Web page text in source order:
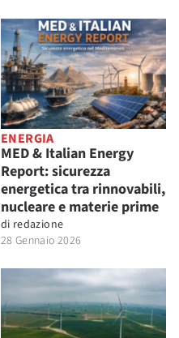
ENERGIA
MED & Italian Energy
Report: sicurezza
energetica tra rinnovabili,
nucleare e materie prime
di redazione
28 Gennaio 2026